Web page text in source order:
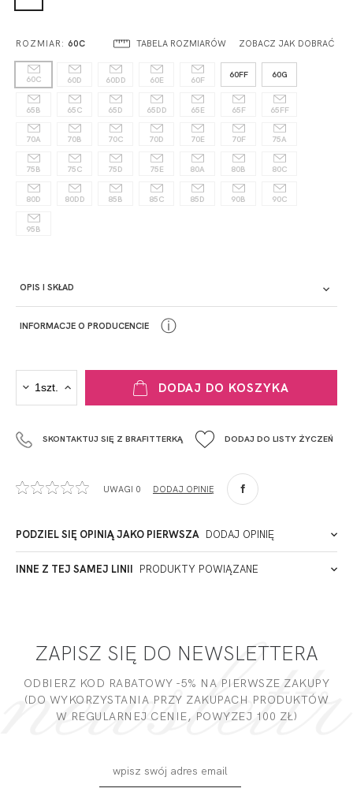
ROZMIAR: 60C TABELA ROZMIARÓW ZOBACZ JAK DOBRAĆ
60C 60D 60DD 60E 60F
60FF 60G
65B 65C 65D 65DD 65E 65F 65FF
70A 70B 70C 70D 70E 70F 75A
75B 75C 75D 75E 80A 80B 80C
80D 80DD 85B 85C 85D 90B 90C
95B
OPIS I SKŁAD
INFORMACJE O PRODUCENCIE
Fashiontex Group Sp.z o.o. Spółka komandytowa
+48 42 719 43 15
90-057
Polska
ADRES PUNKTU KONTAKTOWEGO
ⓘ
DODAJ DO KOSZYKA
SKONTAKTUJ SIĘ Z BRAFITTERKĄ DODAJ DO LISTY ŻYCZEŃ
UWAGI 0 DODAJ OPINIĘ
PODZIEL SIĘ OPINIĄ JAKO PIERWSZA DODAJ OPINIĘ
Miałeś już kontakt z naszym produktem? Zostaw opinię
INNE Z TEJ SAMEJ LINII PRODUKTY POWIĄZANE
ZAPISZ SIĘ DO NEWSLETTERA
ODBIERZ KOD RABATOWY -5% NA PIERWSZE ZAKUPY
(DO WYKORZYSTANIA PRZY ZAKUPACH PRODUKTÓW
W REGULARNEJ CENIE, POWYZEJ 100 ZŁ)